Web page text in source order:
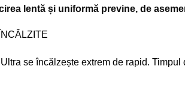
lentă și uniformă previne, de
se încălzește extrem de rapid.